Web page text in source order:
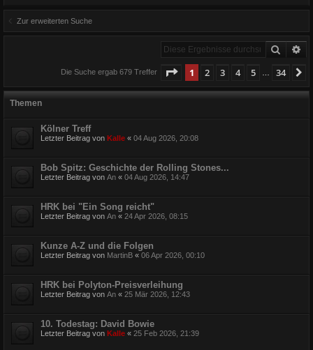
Zur erweiterten Suche
Suche
Die Suche ergab 679 Treffer Seite 1von 34
1 2 3 4 5 34
Themen
Kölner Treff
Letzter Beitrag von Kalle « 04 Aug 2026, 20:08
Bob Spitz: Geschichte der Rolling Stones...
Letzter Beitrag von An « 04 Aug 2026, 14:47
HRK bei "Ein Song reicht"
Letzter Beitrag von An « 24 Apr 2026, 08:15
Kunze A-Z und die Folgen
Letzter Beitrag von MartinB « 06 Apr 2026, 00:10
HRK bei Polyton-Preisverleihung
Letzter Beitrag von An « 25 Mär 2026, 12:43
10. Todestag: David Bowie
Letzter Beitrag von Kalle « 25 Feb 2026, 21:39